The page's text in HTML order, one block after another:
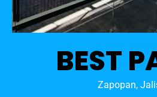
BEST
Zapopan,